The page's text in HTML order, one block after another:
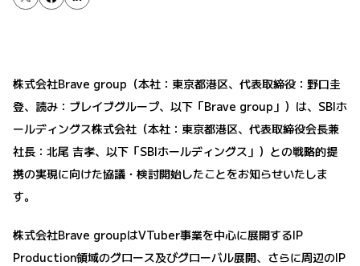
株式会社Brave group（本社：東京都港区、代表取締役：野口圭
登、読み：ブレイブグループ、以下「Brave group」）は、SBIホ
ールディングス株式会社（本社：東京都港区、代表取締役会長兼
社長：北尾 吉孝、以下「SBIホールディングス」）との戦略的提
携の実現に向けた協議・検討開始したことをお知らせいたしま
す。
株式会社Brave groupはVTuber事業を中心に展開するIP
Production領域のグロース及びグローバル展開、さらに周辺のIP